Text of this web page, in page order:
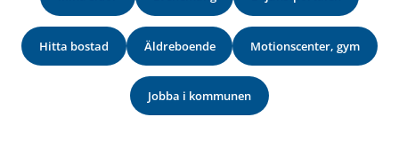
Hitta bostad Äldreboende Motionscenter, gym
Jobba i kommunen